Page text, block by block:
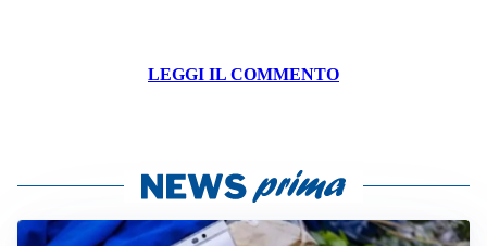
LEGGI IL COMMENTO